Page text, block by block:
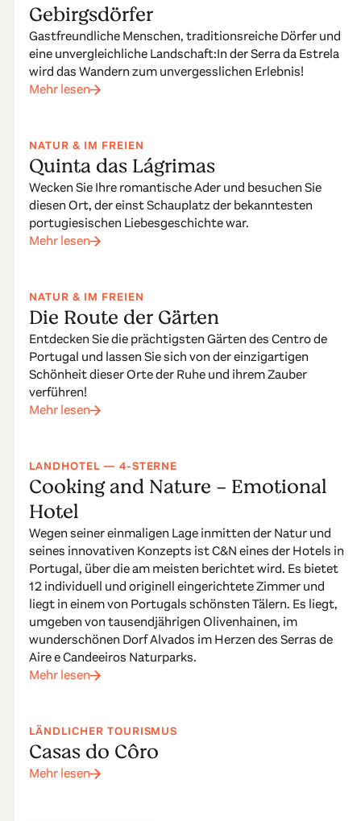
Gebirgsdörfer
Gastfreundliche Menschen, traditionsreiche Dörfer und
eine unvergleichliche Landschaft:In der Serra da Estrela
wird das Wandern zum unvergesslichen Erlebnis!
Mehr lesen
NATUR & IM FREIEN
Quinta das Lágrimas
Wecken Sie Ihre romantische Ader und besuchen Sie
diesen Ort, der einst Schauplatz der bekanntesten
portugiesischen Liebesgeschichte war.
Mehr lesen
NATUR & IM FREIEN
Die Route der Gärten
Entdecken Sie die prächtigsten Gärten des Centro de
Portugal und lassen Sie sich von der einzigartigen
Schönheit dieser Orte der Ruhe und ihrem Zauber
verführen!
Mehr lesen
LANDHOTEL — 4-STERNE
Cooking and Nature - Emotional
Hotel
Wegen seiner einmaligen Lage inmitten der Natur und
seines innovativen Konzepts ist C&N eines der Hotels in
Portugal, über die am meisten berichtet wird. Es bietet
12 individuell und originell eingerichtete Zimmer und
liegt in einem von Portugals schönsten Tälern. Es liegt,
umgeben von tausendjährigen Olivenhainen, im
wunderschönen Dorf Alvados im Herzen des Serras de
Aire e Candeeiros Naturparks.
Mehr lesen
LÄNDLICHER TOURISMUS
Casas do Côro
Mehr lesen